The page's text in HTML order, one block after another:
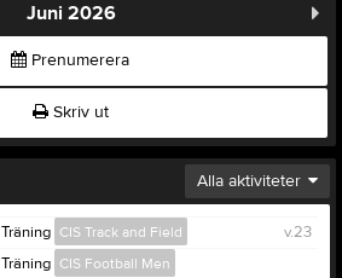
Juni 2026
Prenumerera
Skriv ut
Alla aktiviteter
v.23
Träning CIS Track and Field
Träning CIS Football Men